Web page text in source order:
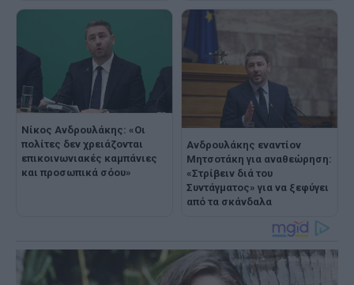
Νίκος Ανδρουλάκης: «Οι
πολίτες δεν χρειάζονται
επικοινωνιακές καμπάνιες
και προσωπικά σόου»
Ανδρουλάκης εναντίον
Μητσοτάκη για αναθεώρηση:
«Στρίβειν διά του
Συντάγματος» για να ξεφύγει
από τα σκάνδαλα